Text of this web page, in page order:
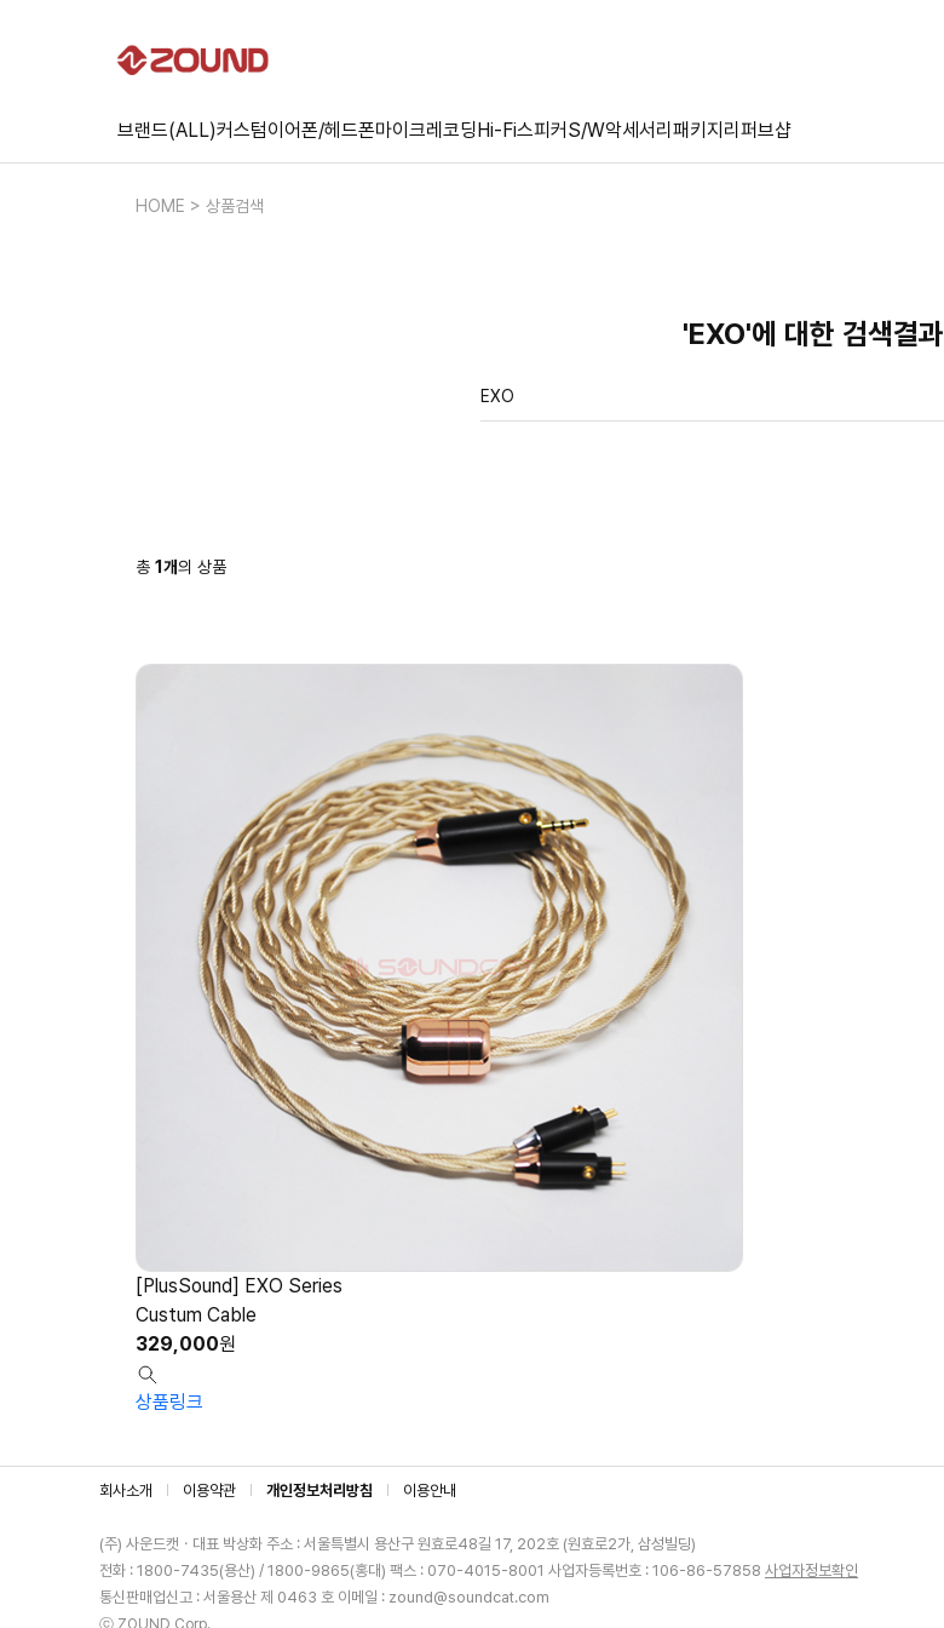
브랜드(ALL)커스텀이어폰/헤드폰마이크레코딩Hi-Fi스피커S/W악세서리 패키지리퍼브샵
HOME > 상품검색
'EXO'에 대한 검색결과
총 1 개의 상품
[PlusSound] EXO Series
Custum Cable
329,000원
상품링크
회사소개 이용약관 개인정보처리방침 이용안내
(주) 사운드캣ㆍ대표 박상화 주소 : 서울특별시 용산구 원효로48길 17, 202호 (원효로2가, 삼성빌딩)
전화 : 1800-7435(용산) / 1800-9865(홍대) 팩스 : 070-4015-8001 사업자등록번호 : 106-86-57858 사업자정보확인
통신판매업신고 : 서울용산 제 0463 호 이메일 : zound@soundcat.com
ⓒ ZOUND Corp.